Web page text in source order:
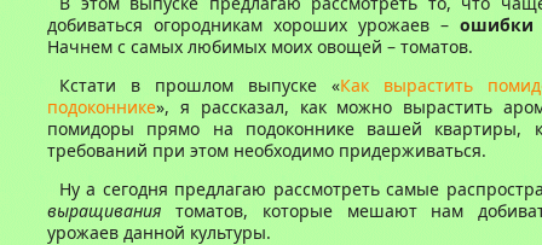
добиваться огородникам хороших урожаев – ошибки
Начнем с самых любимых моих овощей – томатов.
Кстати в прошлом выпуске «Как вырастить
подоконнике», я рассказал, как можно вырастить
помидоры прямо на подоконнике вашей квартиры,
требований при этом необходимо придерживаться.
Ну а сегодня предлагаю рассмотреть самые
выращивания томатов, которые мешают нам
урожаев данной культуры.